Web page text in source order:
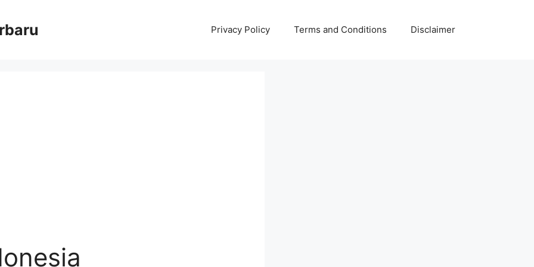
Privacy Policy Terms and Conditions Disclaimer